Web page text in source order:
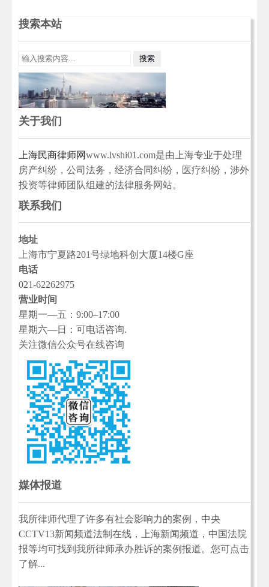
搜索本站
关于我们
上海民商律师网www.lvshi01.com是由上海专业于处理
房产纠纷，公司法务，经济合同纠纷，医疗纠纷，涉外
投资等律师团队组建的法律服务网站。
联系我们
地址
上海市宁夏路201号绿地科创大厦14楼G座
电话
021-62262975
营业时间
星期一—五：9:00–17:00
星期六—日：可电话咨询.
关注微信公众号在线咨询
媒体报道
我所律师代理了许多有社会影响力的案例，中央
CCTV13新闻频道法制在线，上海新闻频道，中国法院
报等均可找到我所律师承办胜诉的案例报道。您可点击
了解...